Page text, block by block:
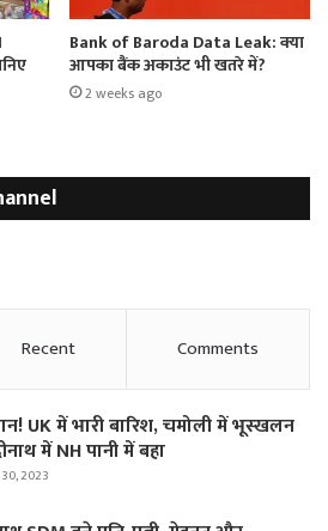
Bank of Baroda Data Leak: क्या
आपका बैंक अकाउंट भी खतरे में?
2 weeks ago
Recent Comments
UK में भारी बारिश, चमोली में भूस्‍खलन
में NH पानी में बहा
2023